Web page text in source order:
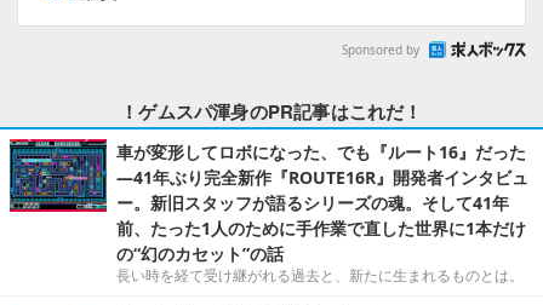
Sponsored by
！ゲムスパ渾身のPR記事はこれだ！
車が変形してロボになった、でも『ルート16』だった
―41年ぶり完全新作『ROUTE16R』開発者インタビュ
ー。新旧スタッフが語るシリーズの魂。そして41年
前、たった1人のために手作業で直した世界に1本だけ
の“幻のカセット”の話
長い時を経て受け継がれる過去と、新たに生まれるものとは。